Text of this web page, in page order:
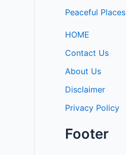
Peaceful Places
HOME
Contact Us
About Us
Disclaimer
Privacy Policy
Footer